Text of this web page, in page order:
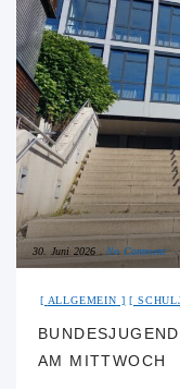
30. Juni 2026 No Comment
ALLGEMEIN
AM MITTWOCH